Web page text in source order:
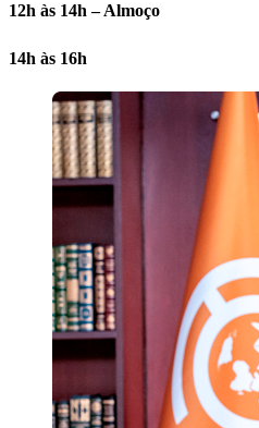
12h às 14h – Almoço
14h às 16h